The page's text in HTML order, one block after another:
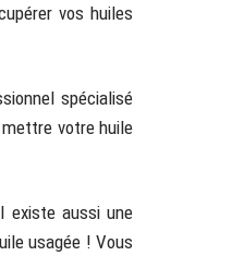
vos huiles
spécialisé
votre huile
existe aussi une
usagée ! Vous